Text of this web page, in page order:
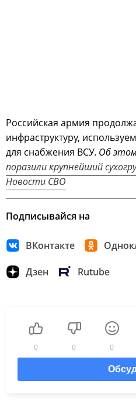
Российская армия
инфраструктуру,
для снабжения ВСУ. Об
поразили крупнейший
Новости СВО
Подписывайся на
ВКонтакте
Дзен Rutube
0 0 0